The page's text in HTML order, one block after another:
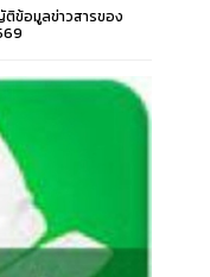
ข้อมูลข่าวสารของ